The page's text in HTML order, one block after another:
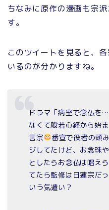
ちなみに原作の漫画も宗
す。
このツイートを見ると、
いるのが分かりますね。
ドラマ「病室で念仏を
なくて般若心経から始
言宗
番宣で役者の頭
ジしてたけど、お念珠
としたらお念仏は唱え
てたら監修は日蓮宗だ
いう気遣い？